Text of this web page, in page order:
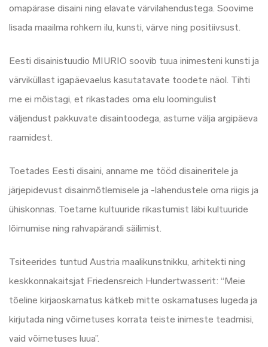
omapärase disaini ning elavate värvilahendustega. Soovime
lisada maailma rohkem ilu, kunsti, värve ning positiivsust.
Eesti disainistuudio MIURIO soovib tuua inimesteni kunsti ja
värviküllast igapäevaelus kasutatavate toodete näol. Tihti
me ei mõistagi, et rikastades oma elu loomingulist
väljendust pakkuvate disaintoodega, astume välja argipäeva
raamidest.
Toetades Eesti disaini, anname me tööd disaineritele ja
järjepidevust disainmõtlemisele ja -lahendustele oma riigis ja
ühiskonnas. Toetame kultuuride rikastumist läbi kultuuride
lõimumise ning rahvapärandi säilimist.
Tsiteerides tuntud Austria maalikunstnikku, arhitekti ning
keskkonnakaitsjat Friedensreich Hundertwasserit: “Meie
tõeline kirjaoskamatus kätkeb mitte oskamatuses lugeda ja
kirjutada ning võimetuses korrata teiste inimeste teadmisi,
vaid võimetuses luua”.